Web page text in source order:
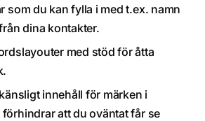
som du kan fylla i med t.ex. namn
dina kontakter.
med stöd för åtta
innehåll för märken i
att du oväntat får se